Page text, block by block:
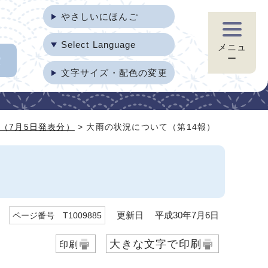
やさしいにほんご
Select Language
文字サイズ・配色の変更
メニュ
ー
7月5日発表分） > 大雨の状況について（第14報）
ページ番号 T1009885 更新日 平成30年7月6日
印刷 大きな文字で印刷